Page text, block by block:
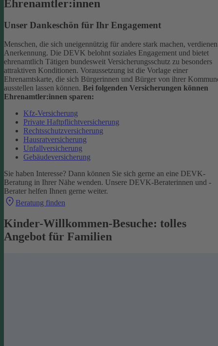
Ehrenamtler:innen
Unser Dankeschön für Ihr Engagement
Menschen, die sich uneigennützig für andere stark machen, verdienen
Anerkennung. Die DEVK belohnt soziales Engagement und bietet
ehrenamtlich Tätigen bundesweit Versicherungsschutz zu besonders
attraktiven Konditionen. Voraussetzung ist die Vorlage einer
Ehrenamtskarte, die sich Bürgerinnen und Bürger von ihrer
ausstellen lassen können. Bei folgenden Versicherungen können
Ehrenamtler:innen sparen:
Kfz-Versicherung
Private Haftpflichtversicherung
Rechtsschutzversicherung
Hausratversicherung
Unfallversicherung
Gebäudeversicherung
Sie haben Interesse? Dann können Sie sich gerne an eine DEVK-
Beratung in Ihrer Nähe wenden. Unsere DEVK-Beraterinnen und -
Berater helfen Ihnen gerne weiter.
Beratung finden
Kinder-Willkommen-Besuche: tolles
Angebot für Familien